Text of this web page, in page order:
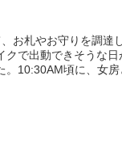
お札やお守りを調達
で出動できそうな
10:30AM頃に、女房